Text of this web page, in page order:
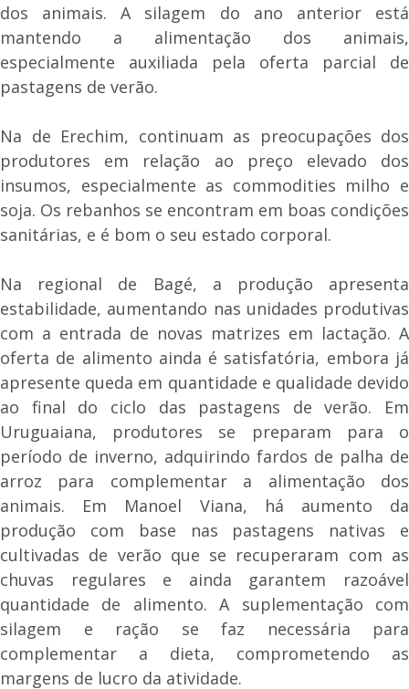
dos animais. A silagem do ano anterior está
mantendo a alimentação dos animais,
especialmente auxiliada pela oferta parcial de
pastagens de verão.
Na de Erechim, continuam as preocupações dos
produtores em relação ao preço elevado dos
insumos, especialmente as commodities milho e
soja. Os rebanhos se encontram em boas condições
sanitárias, e é bom o seu estado corporal.
Na regional de Bagé, a produção apresenta
estabilidade, aumentando nas unidades produtivas
com a entrada de novas matrizes em lactação. A
oferta de alimento ainda é satisfatória, embora já
apresente queda em quantidade e qualidade devido
ao final do ciclo das pastagens de verão. Em
Uruguaiana, produtores se preparam para o
período de inverno, adquirindo fardos de palha de
arroz para complementar a alimentação dos
animais. Em Manoel Viana, há aumento da
produção com base nas pastagens nativas e
cultivadas de verão que se recuperaram com as
chuvas regulares e ainda garantem razoável
quantidade de alimento. A suplementação com
silagem e ração se faz necessária para
complementar a dieta, comprometendo as
margens de lucro da atividade.